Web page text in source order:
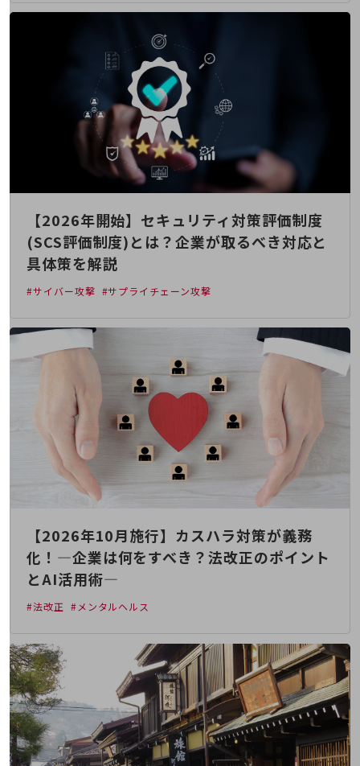
会社案内パンフレット
ニュースルーム
ニュースルームTOP
重要なお知らせ
お知らせ
社外からの評価実績
サステナビリティTOP
NTTドコモビジネスグループのサステナビリティ
サステナビリティ基本方針
サステナビリティレポート
ダイバーシティ
経営情報TOP
決算公告
電子公告
採用情報
新卒採用
経験者採用
障がい者採用
人材育成制度
広告・協賛
【2026年開始】セキュリティ対策評価制度
(SCS評価制度)とは？企業が取るべき対応と
具体策を解説
#サイバー攻撃 #サプライチェーン攻撃
【2026年10月施行】カスハラ対策が義務
化！―企業は何をすべき？法改正のポイント
とAI活用術―
#法改正 #メンタルヘルス